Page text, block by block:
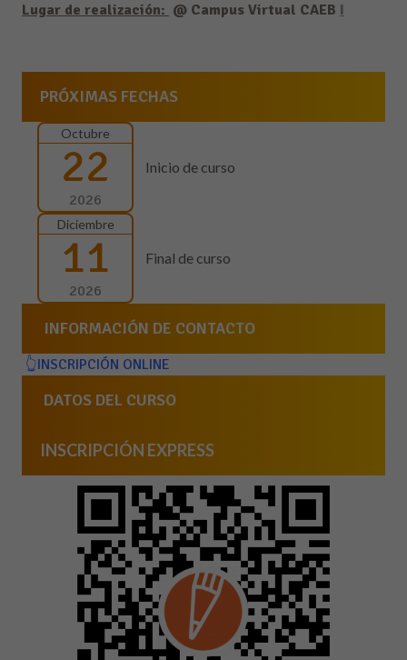
PRÓXIMAS FECHAS
Octubre
22
2026
Inicio de curso
Diciembre
11
2026
Final de curso
INFORMACIÓN DE CONTACTO
👆INSCRIPCIÓN ONLINE
DATOS DEL CURSO
INSCRIPCIÓN EXPRESS
Lugar de realización: @ Campus Virtual CAEB I